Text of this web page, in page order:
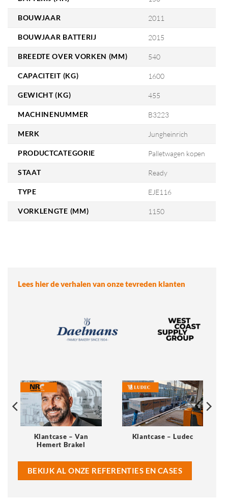
BOUWJAAR 2011
BOUWJAAR BATTERIJ 2015
BREEDTE OVER VORKEN (MM) 540
CAPACITEIT (KG) 1600
GEWICHT (KG) 455
MACHINENUMMER B3223
MERK Jungheinrich
PRODUCTCATEGORIE Palletwagen kopen
STAAT Ready
TYPE EJE116
VORKLENGTE (MM) 1150
Lees hier de verhalen van onze tevreden klanten
Klantcase – Van
Hemert Brakel
Klantcase – Ludec
BEKIJK AL ONZE REFERENTIES EN CASES